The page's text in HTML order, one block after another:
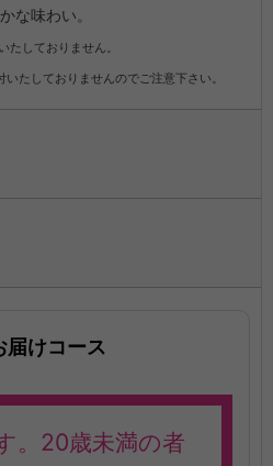
な味わい。
たしておりません。
たしておりませんのでご注意下さい。
届けコース
。20歳未満の者